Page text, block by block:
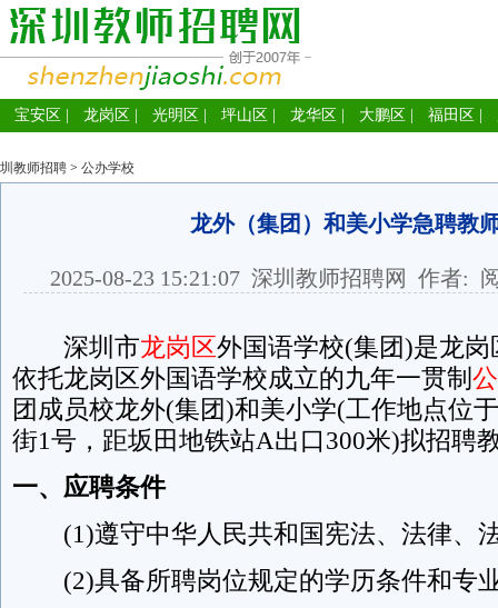
宝安区 龙岗区 光明区 坪山区 龙华区 大鹏区 福田区
圳教师招聘 > 公办学校
龙外（集团）和美小学急聘教
2025-08-23 15:21:07 深圳教师招聘网 作者:
深圳市龙岗区外国语学校(集团)是龙
依托龙岗区外国语学校成立的九年一贯制
团成员校龙外(集团)和美小学(工作地点位
街1号，距坂田地铁站A出口300米)拟招聘
一、应聘条件
(1)遵守中华人民共和国宪法、法律、
(2)具备所聘岗位规定的学历条件和专